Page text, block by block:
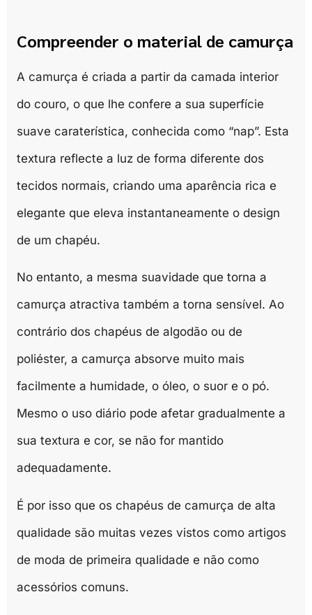
Compreender o material de camurça
A camurça é criada a partir da camada interior
do couro, o que lhe confere a sua superfície
suave caraterística, conhecida como “nap”. Esta
textura reflecte a luz de forma diferente dos
tecidos normais, criando uma aparência rica e
elegante que eleva instantaneamente o design
de um chapéu.
No entanto, a mesma suavidade que torna a
camurça atractiva também a torna sensível. Ao
contrário dos chapéus de algodão ou de
poliéster, a camurça absorve muito mais
facilmente a humidade, o óleo, o suor e o pó.
Mesmo o uso diário pode afetar gradualmente a
sua textura e cor, se não for mantido
adequadamente.
É por isso que os chapéus de camurça de alta
qualidade são muitas vezes vistos como artigos
de moda de primeira qualidade e não como
acessórios comuns.